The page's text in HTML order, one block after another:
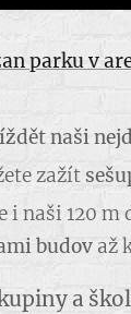
parku v
naši
zažít
i naši 120
budov až
a